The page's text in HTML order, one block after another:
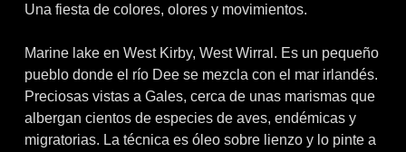
Una fiesta de colores, olores y movimientos.
Marine lake en West Kirby, West Wirral. Es un pequeño
pueblo donde el río Dee se mezcla con el mar irlandés.
Preciosas vistas a Gales, cerca de unas marismas que
albergan cientos de especies de aves, endémicas y
migratorias. La técnica es óleo sobre lienzo y lo pinte a